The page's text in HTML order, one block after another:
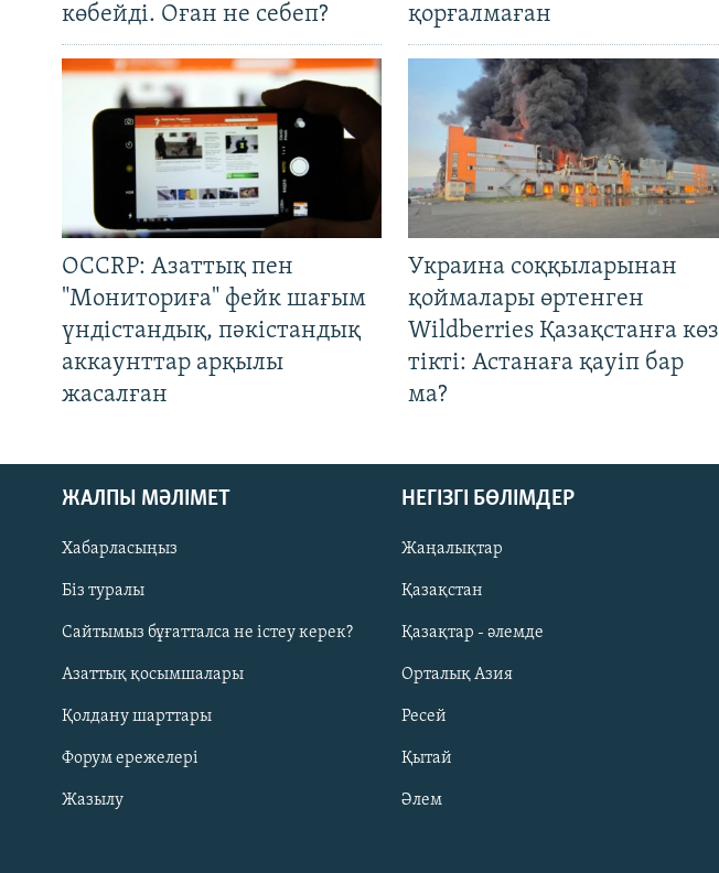
Русский
ЖАЗЫЛЫҢЫЗ
көбейді. Оған не себеп?
қорғалмаған
OCCRP: Азаттық пен
"Мониториға" фейк шағым
үндістандық, пәкістандық
аккаунттар арқылы
жасалған
Украина соққыларынан
қоймалары өртенген
Wildberries Қазақстанға көз
тікті: Астанаға қауіп бар
ма?
ЖАЛПЫ МӘЛІМЕТ
Хабарласыңыз
Біз туралы
Сайтымыз бұғатталса не істеу керек?
Азаттық қосымшалары
Қолдану шарттары
Форум ережелері
Жазылу
НЕГІЗГІ БӨЛІМДЕР
Жаңалықтар
Қазақстан
Қазақтар - әлемде
Орталық Азия
Ресей
Қытай
Әлем